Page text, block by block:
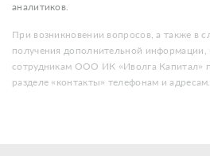
аналитиков.
При возникновении вопросов, а также в
получения дополнительной информации,
сотрудникам ООО ИК «Иволга Капитал»
разделе «контакты» телефонам и адресам.